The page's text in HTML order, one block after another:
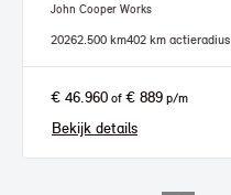
John Cooper Works
20262.500 km402 km actieradius
€ 46.960 of € 889 p/m
Bekijk details